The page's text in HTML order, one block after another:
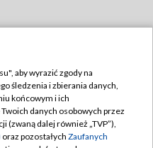
TVP
aby wyrazić zgody na
śledzenia i zbierania danych,
końcowym i ich
danych osobowych przez
(zwaną dalej również „TVP”),
oraz pozostałych Zaufanych